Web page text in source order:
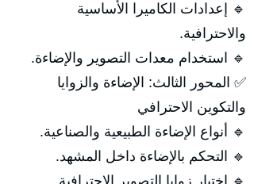
🔹 إعدادات الكاميرا الأساسية
والاحترافية.
🔹 استخدام معدات التصوير والإضاءة.
✅ المحور الثالث: الإضاءة والزوايا
والتكوين الاحترافي
🔹 أنواع الإضاءة الطبيعية والصناعية.
🔹 التحكم بالإضاءة داخل المشهد.
🔹 اختيار زوايا التصوير الاحترافية.